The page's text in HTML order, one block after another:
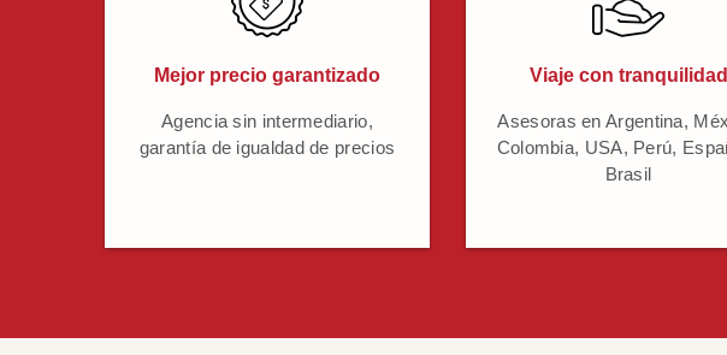
Mejor precio garantizado
Agencia sin intermediario,
garantía de igualdad de precios
Viaje con tranquilidad
Asesoras en Argentina,
Colombia, USA, Perú,
Brasil